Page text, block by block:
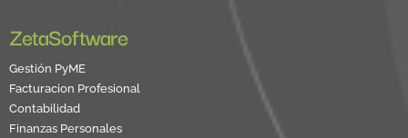
ZetaSoftware
Gestión PyME
Facturacion Profesional
Contabilidad
Finanzas Personales